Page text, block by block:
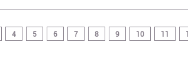
4 5 6 7 8 9 10 11